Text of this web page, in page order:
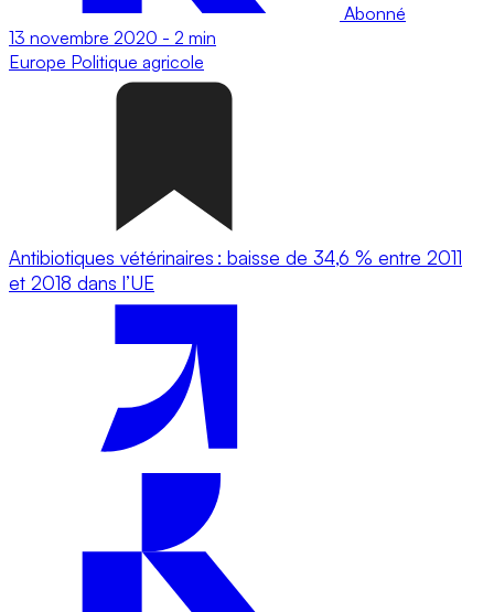
Abonné
13 novembre 2020 - 2 min
Europe Politique agricole
Antibiotiques vétérinaires : baisse de 34,6 % entre 2011
et 2018 dans l’UE